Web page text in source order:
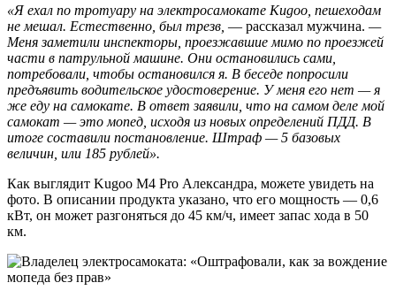
«Я ехал по тротуару на электросамокате Kugoo, пешеходам
не мешал. Естественно, был трезв, — рассказал мужчина. —
Меня заметили инспекторы, проезжавшие мимо по проезжей
части в патрульной машине. Они остановились сами,
потребовали, чтобы остановился я. В беседе попросили
предъявить водительское удостоверение. У меня его нет — я
же еду на самокате. В ответ заявили, что на самом деле мой
самокат — это мопед, исходя из новых определений ПДД. В
итоге составили постановление. Штраф — 5 базовых
величин, или 185 рублей».
Как выглядит Kugoo М4 Pro Александра, можете увидеть на
фото. В описании продукта указано, что его мощность — 0,6
кВт, он может разгоняться до 45 км/ч, имеет запас хода в 50
км.